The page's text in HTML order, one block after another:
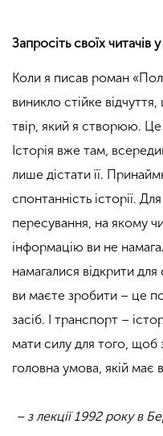
Запросіть своїх читачів
Коли я писав роман
виникло стійке
твір, який я створюю.
Історія вже там,
лише дістати її.
спонтанність історії.
пересування, на якому
інформацію ви не
намагалися відкрити
ви маєте зробити – це
засіб. І транспорт –
мати силу для того, щоб
головна умова, якій має
– з лекції 1992 року в